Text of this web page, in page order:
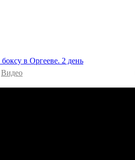
в Оргееве. 2 день
Видео